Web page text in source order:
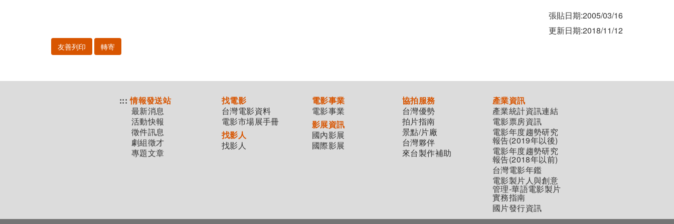
張貼日期:2005/03/16
更新日期:2018/11/12
友善列印 轉寄
::: 情報發送站
最新消息
活動快報
徵件訊息
劇組徵才
專題文章
找電影
台灣電影資料
電影市場展手冊
找影人
找影人
電影事業
電影事業
影展資訊
國內影展
國際影展
協拍服務
台灣優勢
拍片指南
景點/片廠
台灣夥伴
來台製作補助
產業資訊
產業統計資訊連結
電影票房資訊
電影年度趨勢研究
報告(2019年以後)
電影年度趨勢研究
報告(2018年以前)
台灣電影年鑑
電影製片人與創意
管理-華語電影製片
實務指南
國片發行資訊